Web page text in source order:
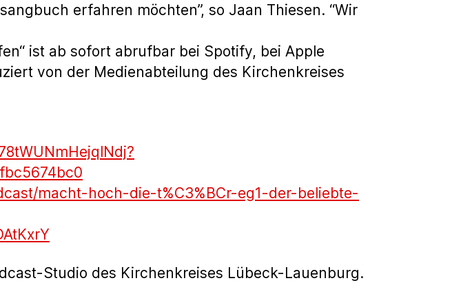
erfahren möchten”, so Jaan Thiesen. “Wir
ist ab sofort abrufbar bei Spotify, bei Apple
von der Medienabteilung des Kirchenkreises
macht-hoch-die-t%C3%BCr-eg1-der-beliebte-
Studio des Kirchenkreises Lübeck-Lauenburg.